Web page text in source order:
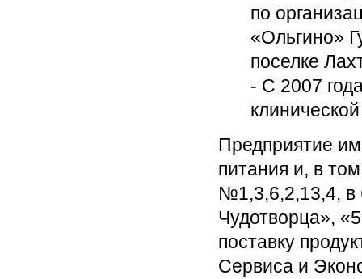
по
«Ольгино»
поселке
- С 2007
Предприятие
питания и, в
№1,3,6,2,13,4, в
Чудотворца»,
поставку
Сервиса и